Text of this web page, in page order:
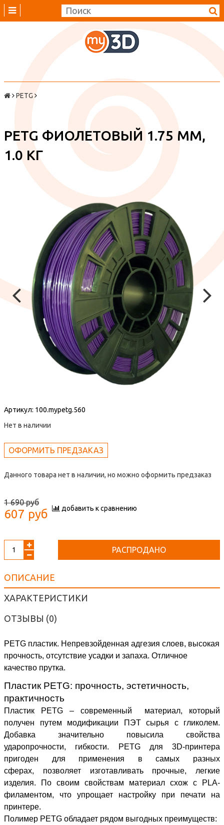
PETG
PETG ФИОЛЕТОВЫЙ 1.75 ММ,
1.0 КГ
Артикул: 100.mypetg.560
Нет в наличии
ОФОРМИТЬ ПРЕДЗАКАЗ
Данного товара нет в наличии, но можно оформить предзаказ
1 690 руб
607 руб добавить к сравнению
РАСПРОДАНО
ОПИСАНИЕ
ХАРАКТЕРИСТИКИ
ОТЗЫВЫ (0)
PETG пластик. Непревзойденная адгезия слоев, высокая
прочность, отсутствие усадки и запаха. Отличное
качество прутка.
Пластик PETG: прочность, эстетичность,
практичность
Пластик PETG – современный материал, который
получен путем модификации
ПЭТ сырья с гликолем.
Добавка значительно повысила свойства
ударопрочности, гибкости. PETG для 3D-принтера
пригоден для применения в самых разных
сферах, позволяет изготавливать прочные, легкие
изделия. По своим свойствам материал схож с
PLA-
филаментом, что упрощает настройку при печати на
принтере.
Полимер PETG обладает рядом выгодных преимуществ: